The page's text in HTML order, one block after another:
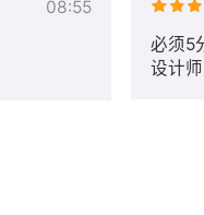
08:55
必须5
设计